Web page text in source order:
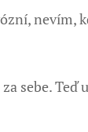
nevím,
sebe. Teď